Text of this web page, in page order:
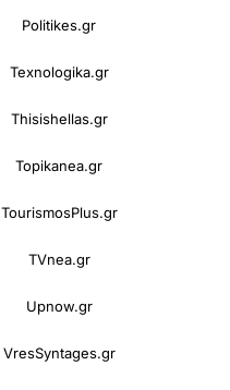
Politikes.gr
Texnologika.gr
Thisishellas.gr
Topikanea.gr
TourismosPlus.gr
TVnea.gr
Upnow.gr
VresSyntages.gr